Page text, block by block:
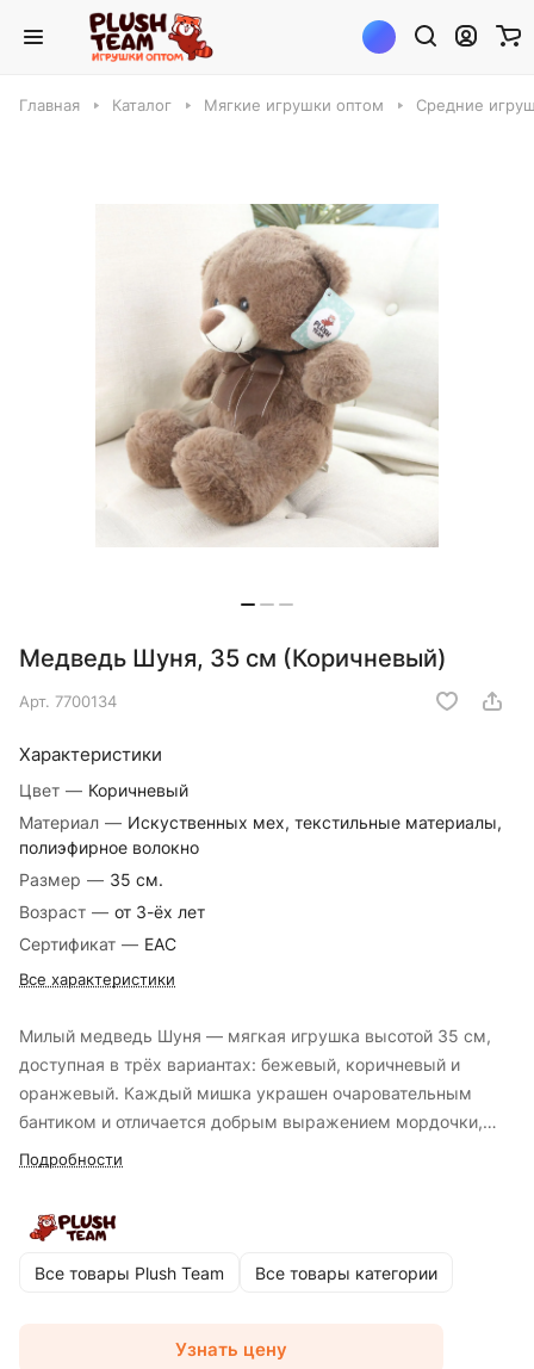
Главная Каталог Мягкие игрушки оптом Средние
Медведь Шуня, 35 см (Коричневый)
Арт. 7700134
Характеристики
Цвет — Коричневый
Материал — Искуственных мех, текстильные материалы,
полиэфирное волокно
Размер — 35 см.
Возраст — от 3-ёх лет
Сертификат — EAC
Все характеристики
Милый медведь Шуня — мягкая игрушка высотой 35 см,
доступная в трёх вариантах: бежевый, коричневый и
оранжевый. Каждый мишка украшен очаровательным
бантиком и отличается добрым выражением мордочки,
вызывая улыбку с первого взгляда. Шуня — это идеальный
любые праздники. Создан из мягких, приятных на ощупь и
безопасных материалов.
Подробности
Все товары Plush Team Все товары категории
Узнать цену